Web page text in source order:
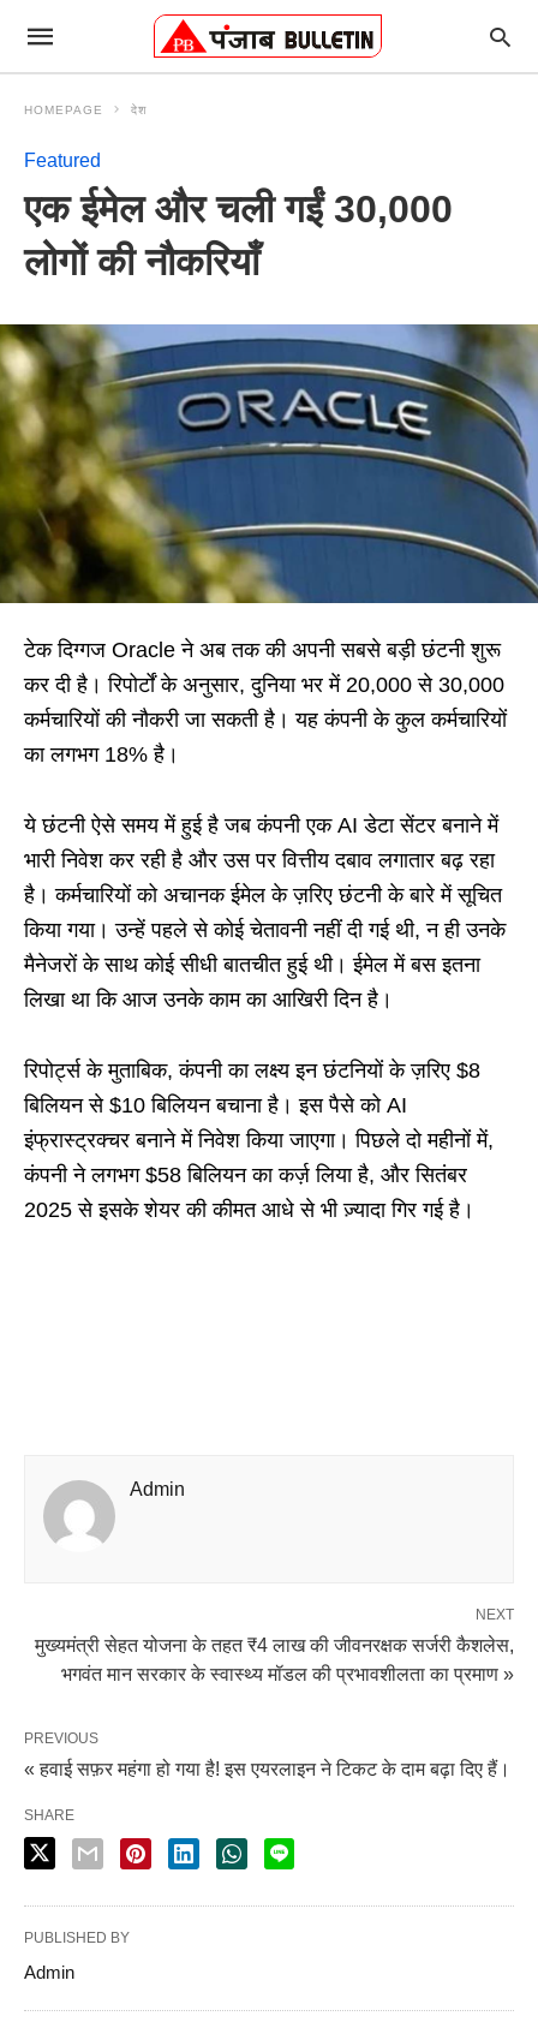
HOMEPAGE देश
Featured
एक ईमेल और चली गईं 30,000
लोगों की नौकरियाँ
टेक दिग्गज Oracle ने अब तक की अपनी सबसे बड़ी छंटनी शुरू
कर दी है। रिपोर्टों के अनुसार, दुनिया भर में 20,000 से 30,000
कर्मचारियों की नौकरी जा सकती है। यह कंपनी के कुल कर्मचारियों
का लगभग 18% है।
ये छंटनी ऐसे समय में हुई है जब कंपनी एक AI डेटा सेंटर बनाने में
भारी निवेश कर रही है और उस पर वित्तीय दबाव लगातार बढ़ रहा
है। कर्मचारियों को अचानक ईमेल के ज़रिए छंटनी के बारे में सूचित
किया गया। उन्हें पहले से कोई चेतावनी नहीं दी गई थी, न ही उनके
मैनेजरों के साथ कोई सीधी बातचीत हुई थी। ईमेल में बस इतना
लिखा था कि आज उनके काम का आखिरी दिन है।
रिपोर्ट्स के मुताबिक, कंपनी का लक्ष्य इन छंटनियों के ज़रिए $8
बिलियन से $10 बिलियन बचाना है। इस पैसे को AI
इंफ्रास्ट्रक्चर बनाने में निवेश किया जाएगा। पिछले दो महीनों में,
कंपनी ने लगभग $58 बिलियन का कर्ज़ लिया है, और सितंबर
2025 से इसके शेयर की कीमत आधे से भी ज़्यादा गिर गई है।
Admin
NEXT
मुख्यमंत्री सेहत योजना के तहत ₹4 लाख की जीवनरक्षक सर्जरी कैशलेस,
भगवंत मान सरकार के स्वास्थ्य मॉडल की प्रभावशीलता का प्रमाण »
PREVIOUS
« हवाई सफ़र महंगा हो गया है! इस एयरलाइन ने टिकट के दाम बढ़ा दिए हैं।
SHARE
PUBLISHED BY
Admin